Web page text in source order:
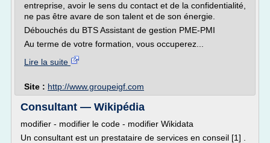
entreprise, avoir le sens du contact et de la confidentialité,
ne pas être avare de son talent et de son énergie.
Débouchés du BTS Assistant de gestion PME-PMI
Au terme de votre formation, vous occuperez...
Lire la suite
Site : http://www.groupeigf.com
Consultant — Wikipédia
modifier - modifier le code - modifier Wikidata
Un consultant est un prestataire de services en conseil [1] .